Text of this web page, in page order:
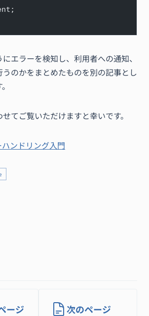
エラーを検知し、利用者への通知、
のかをまとめたものを別の記事とし
てご覧いただけますと幸いです。
ンドリング入門
ージ 次のページ